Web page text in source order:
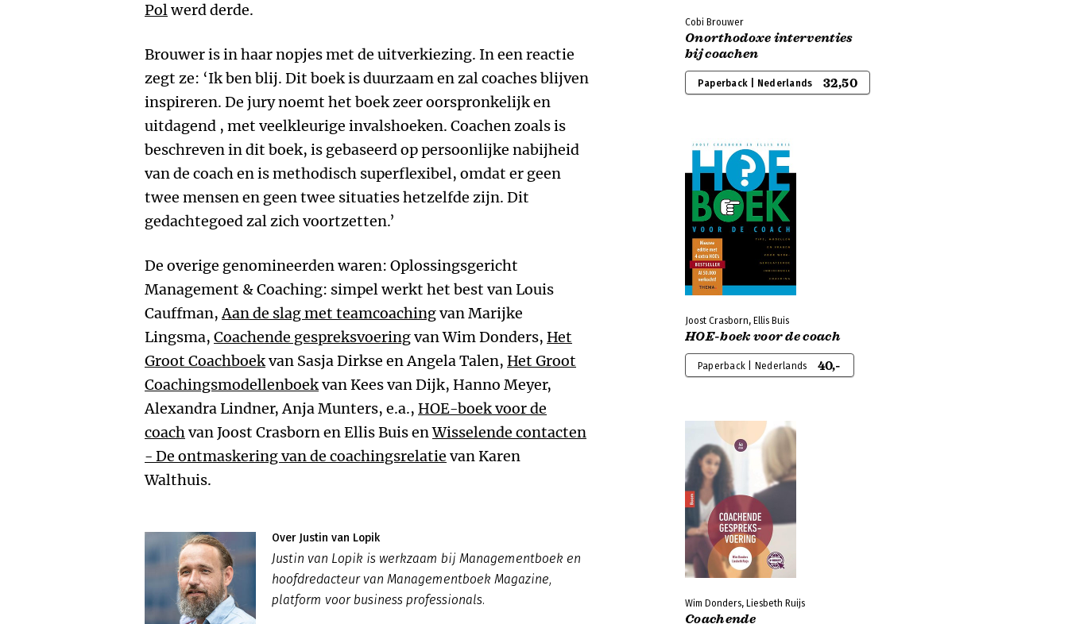
Polwerd derde.
Brouwer is in haar nopjes met de uitverkiezing. In een reactie
zegt ze: ‘Ik ben blij. Dit boek is duurzaam en zal coaches blijven
inspireren. De jury noemt het boek zeer oorspronkelijk en
uitdagend , met veelkleurige invalshoeken. Coachen zoals is
beschreven in dit boek, is gebaseerd op persoonlijke nabijheid
van de coach en is methodisch superflexibel, omdat er geen
twee mensen en geen twee situaties hetzelfde zijn. Dit
gedachtegoed zal zich voortzetten.’
De overige genomineerden waren: Oplossingsgericht
Management & Coaching: simpel werkt het best van Louis
Cauffman,Aan de slag met teamcoachingvan Marijke
Lingsma, Coachende gespreksvoeringvan Wim Donders, Het
Groot Coachboekvan Sasja Dirkse en Angela Talen, Het Groot
Coachingsmodellenboekvan Kees van Dijk, Hanno Meyer,
Alexandra Lindner, Anja Munters, e.a., HOE-boek voor de
coachvan Joost Crasborn en Ellis Buis enWisselende contacten
- De ontmaskering van de coachingsrelatie van Karen
Walthuis.
Over Justin van Lopik
Justin van Lopik is werkzaam bij Managementboek en
hoofdredacteur van Managementboek Magazine,
platform voor business professionals.
Cobi Brouwer
Onorthodoxe interventies
bij coachen
Paperback | Nederlands 32,50
Joost Crasborn, Ellis Buis
HOE-boek voor de coach
Paperback | Nederlands 40,-
Wim Donders, Liesbeth Ruijs
Coachende